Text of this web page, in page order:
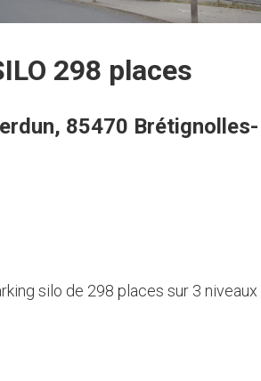
298 places
85470 Brétignolles-
silo de 298 places sur 3 niveaux